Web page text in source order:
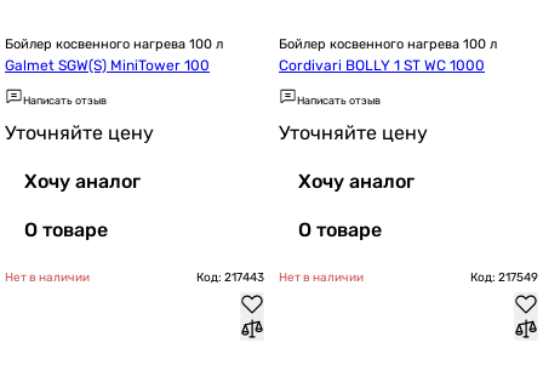
Бойлер косвенного нагрева 100 л
Galmet SGW(S) MiniTower 100
Написать отзыв
Уточняйте цену
Хочу аналог
О товаре
Бойлер косвенного нагрева 100 л
Cordivari BOLLY 1 ST WC 1000
Написать отзыв
Уточняйте цену
Хочу аналог
О товаре
Нет в наличии Код: 217443 Нет в наличии Код: 217549